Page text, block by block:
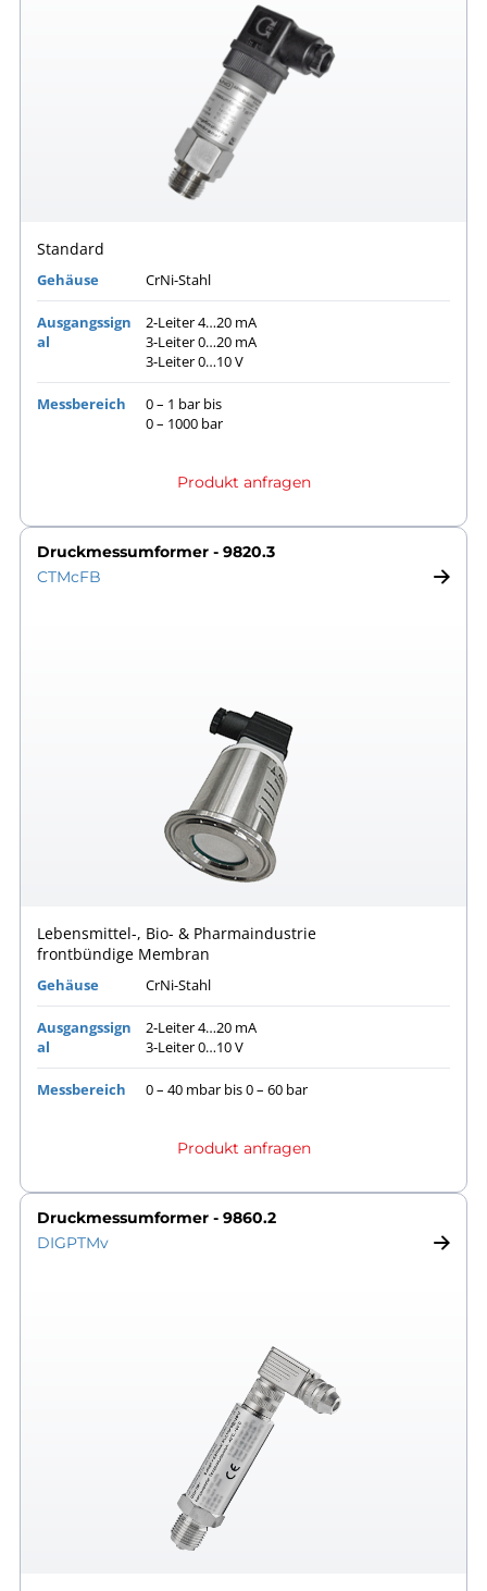
Standard
Gehäuse CrNi-Stahl
Ausgangssign
al
2-Leiter 4…20 mA
3-Leiter 0…20 mA
3-Leiter 0…10 V
Messbereich
0 – 1 bar bis
0 – 1000 bar
Produkt anfragen
Druckmessumformer - 9820.3
CTMcFB
Lebensmittel-, Bio- & Pharmaindustrie
frontbündige Membran
Gehäuse CrNi-Stahl
Ausgangssign
al
2-Leiter 4…20 mA
3-Leiter 0…10 V
Messbereich 0 – 40 mbar bis 0 – 60 bar
Produkt anfragen
Druckmessumformer - 9860.2
DIGPTMv